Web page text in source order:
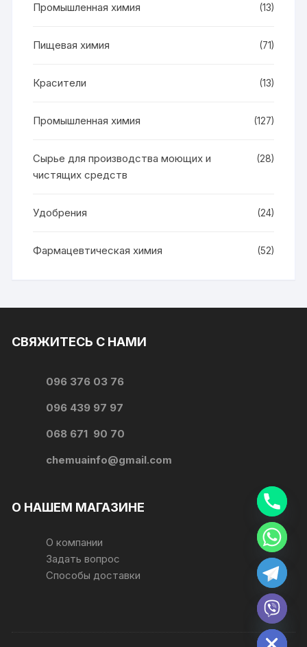
Промышленная химия (13)
Пищевая химия (71)
Красители (13)
Промышленная химия (127)
Сырье для производства моющих и
чистящих средств
(28)
Удобрения (24)
Фармацевтическая химия (52)
СВЯЖИТЕСЬ С НАМИ
096 376 03 76
096 439 97 97
068 671 90 70
chemuainfo@gmail.com
О НАШЕМ МАГАЗИНЕ
О компании
Задать вопрос
Способы доставки
H
i
d
e
c
h
a
t
y